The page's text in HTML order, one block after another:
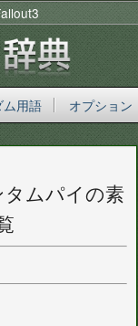
ム用語 オプション
ムパイの素